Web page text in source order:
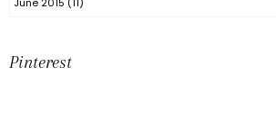
Pinterest